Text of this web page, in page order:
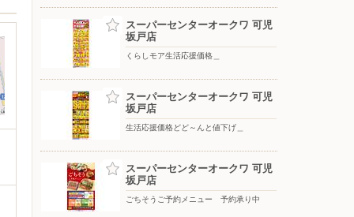
スーパーセンターオークワ 可児
坂戸店
くらしモア生活応援価格＿
スーパーセンターオークワ 可児
坂戸店
生活応援価格どど～んと値下げ＿
スーパーセンターオークワ 可児
坂戸店
ごちそうご予約メニュー 予約承り中